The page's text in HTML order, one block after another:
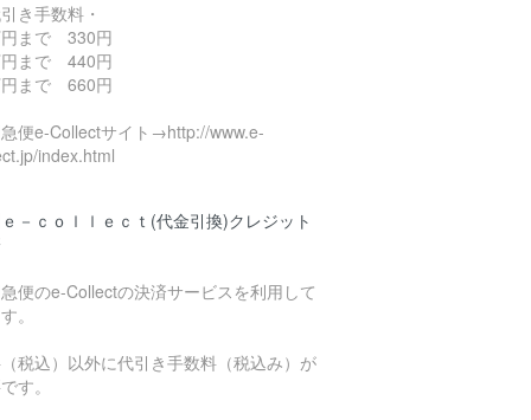
引き手数料・
まで 330円
円まで 440円
まで 660円
便e-Collectサイト→http://www.e-
index.html
－ｃｏｌｌｅｃｔ(代金引換)クレジット
便のe-Collectの決済サービスを利用して
。
税込）以外に代引き手数料（税込み）が
す。